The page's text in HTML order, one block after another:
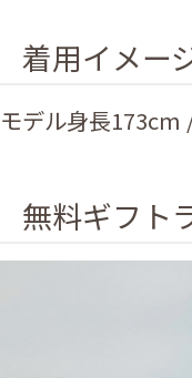
着用イメー
モデル身長173cm
無料ギフト